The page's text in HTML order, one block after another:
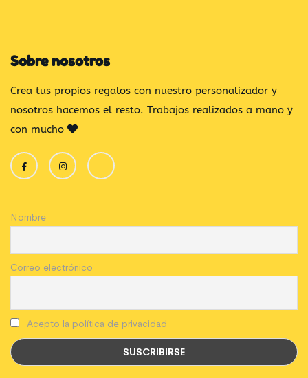
Sobre nosotros
Crea tus propios regalos con nuestro personalizador y
nosotros hacemos el resto. Trabajos realizados a mano y
con mucho
Nombre
Correo electrónico
Acepto la política de privacidad